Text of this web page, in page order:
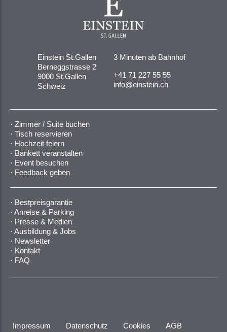
Einstein St.Gallen
Berneggstrasse 2
9000 St.Gallen
Schweiz
3 Minuten ab Bahnhof
+41 71 227 55 55
info@einstein.ch
Zimmer / Suite buchen
Tisch reservieren
Hochzeit feiern
Bankett veranstalten
Event besuchen
Feedback geben
Bestpreisgarantie
Anreise & Parking
Presse & Medien
Ausbildung & Jobs
Newsletter
Kontakt
FAQ
Impressum Datenschutz Cookies AGB